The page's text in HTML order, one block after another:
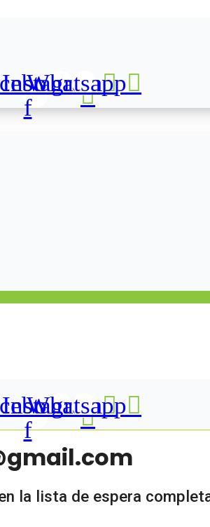
f
Instagram
Whatsapp
f
Instagram
Whatsapp
la lista de espera